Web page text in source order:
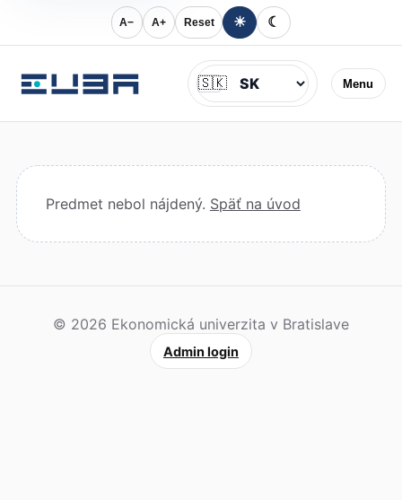
A− A+ Reset ☀ ☾
Menu
Jazyk
🇸🇰
Predmet nebol nájdený. Späť na úvod
© 2026 Ekonomická univerzita v Bratislave
Admin login